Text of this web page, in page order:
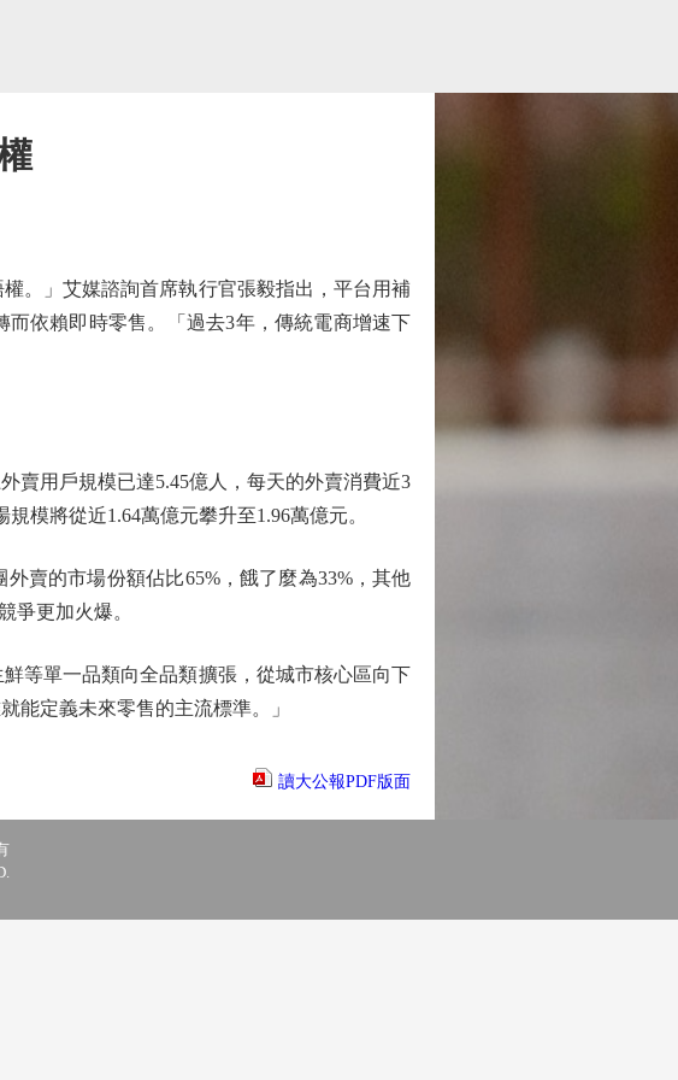
」艾媒諮詢首席執行官張毅指出，平台用補
依賴即時零售。「過去3年，傳統電商增速下
用戶規模已達5.45億人，每天的外賣消費近3
模將從近1.64萬億元攀升至1.96萬億元。
賣的市場份額佔比65%，餓了麼為33%，其他
爭更加火爆。
等單一品類向全品類擴張，從城市核心區向下
能定義未來零售的主流標準。」
讀大公報PDF版面